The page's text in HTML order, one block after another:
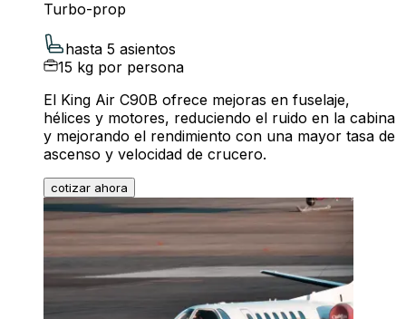
Turbo-prop
hasta 5 asientos
15 kg por persona
El King Air C90B ofrece mejoras en fuselaje,
hélices y motores, reduciendo el ruido en la cabina
y mejorando el rendimiento con una mayor tasa de
ascenso y velocidad de crucero.
cotizar ahora